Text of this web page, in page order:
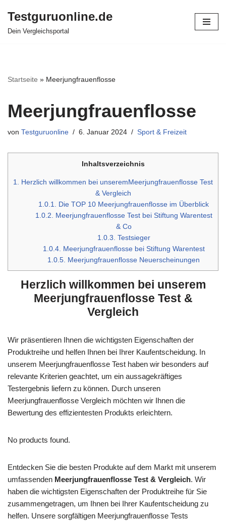
Zum
Testguruonline.de
Dein Vergleichsportal
Startseite » Meerjungfrauenflosse
Meerjungfrauenflosse
von Testguruonline 6. Januar 2024 Sport & Freizeit
Inhaltsverzeichnis
1. Herzlich willkommen bei unseremMeerjungfrauenflosse Test
& Vergleich
1.0.1. Die TOP 10 Meerjungfrauenflosse im Überblick
1.0.2. Meerjungfrauenflosse Test bei Stiftung Warentest
& Co
1.0.3. Testsieger
1.0.4. Meerjungfrauenflosse bei Stiftung Warentest
1.0.5. Meerjungfrauenflosse Neuerscheinungen
Herzlich willkommen bei unserem
Meerjungfrauenflosse Test &
Vergleich
Wir präsentieren Ihnen die wichtigsten Eigenschaften der
Produktreihe und helfen Ihnen bei Ihrer Kaufentscheidung. In
unserem Meerjungfrauenflosse Test haben wir besonders auf
relevante Kriterien geachtet, um ein aussagekräftiges
Testergebnis liefern zu können. Durch unseren
Meerjungfrauenflosse Vergleich möchten wir Ihnen die
Bewertung des effizientesten Produkts erleichtern.
No products found.
Entdecken Sie die besten Produkte auf dem Markt mit unserem
umfassenden Meerjungfrauenflosse Test & Vergleich. Wir
haben die wichtigsten Eigenschaften der Produktreihe für Sie
zusammengetragen, um Ihnen bei Ihrer Kaufentscheidung zu
helfen. Unsere sorgfältigen Meerjungfrauenflosse Tests